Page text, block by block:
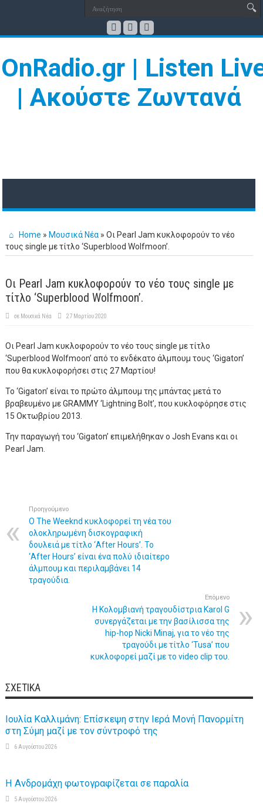
Home » Μουσικά Νέα » Οι Pearl Jam κυκλοφορούν το νέο
τους single με τίτλο ‘Superblood Wolfmoon’.
Οι Pearl Jam κυκλοφορούν το νέο τους single με
τίτλο ‘Superblood Wolfmoon’.
σε Μουσικά Νέα 27 Μαρτίου 2020
Οι Pearl Jam κυκλοφορούν το νέο τους single με τίτλο
‘Superblood Wolfmoon’ από το ενδέκατο άλμπουμ τους ‘Gigaton’
που θα κυκλοφορήσει στις 27 Μαρτίου!
Το ‘Gigaton’ είναι το πρώτο άλμπουμ της μπάντας μετά το
βραβευμένο με GRAMMY ‘Lightning Bolt’, που κυκλοφόρησε στις
15 Οκτωβρίου 2013.
Την παραγωγή του ‘Gigaton’ επιμελήθηκαν ο Josh Evans και οι
Pearl Jam.
Προηγούμενο
Ο The Weeknd κυκλοφορεί τη νέα του
ολοκληρωμένη δισκογραφική
δουλειά με τίτλο ‘After Hours’. Το
‘After Hours’ είναι ένα πολύ ιδιαίτερο
άλμπουμ και περιλαμβάνει 14
τραγούδια.
Επόμενο
Η Κολομβιανή τραγουδίστρια Karol G
συνεργάζεται με την βασίλισσα της
hip-hop Nicki Minaj, για το νέο της
τραγούδι με τίτλο ‘Tusa’ που
κυκλοφορεί μαζί με το video clip του.
ΣΧΕΤΙΚΆ
Ιουλία Καλλιμάνη: Επίσκεψη στην Ιερά Μονή Πανορμίτη
στη Σύμη μαζί με τον σύντροφό της
6 Αυγούστου 2026
Η Ανδρομάχη φωτογραφίζεται σε παραλία
5 Αυγούστου 2026